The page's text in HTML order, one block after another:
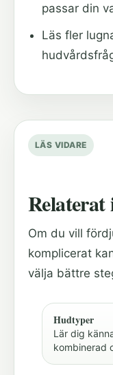
passar din
Läs fler
LÄS VIDARE
Relaterat
Om du vill
komplicerat
välja bättre
Hudtyper
Lär dig
kombinerad